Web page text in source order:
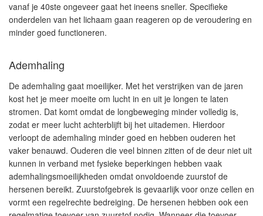
vanaf je 40ste ongeveer gaat het ineens sneller. Specifieke
onderdelen van het lichaam gaan reageren op de veroudering en
minder goed functioneren.
Ademhaling
De ademhaling gaat moeilijker. Met het verstrijken van de jaren
kost het je meer moeite om lucht in en uit je longen te laten
stromen. Dat komt omdat de longbeweging minder volledig is,
zodat er meer lucht achterblijft bij het uitademen. Hierdoor
verloopt de ademhaling minder goed en hebben ouderen het
vaker benauwd. Ouderen die veel binnen zitten of de deur niet uit
kunnen in verband met fysieke beperkingen hebben vaak
ademhalingsmoeilijkheden omdat onvoldoende zuurstof de
hersenen bereikt. Zuurstofgebrek is gevaarlijk voor onze cellen en
vormt een regelrechte bedreiging. De hersenen hebben ook een